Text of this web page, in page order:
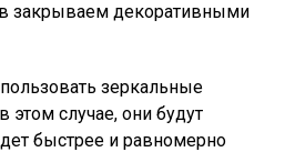
закрываем декоративными
зеркальные
этом случае, они будут
быстрее и равномерно